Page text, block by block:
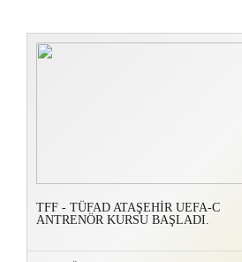
TFF - TÜFAD ATAŞEHİR UEFA-C
ANTRENÖR KURSU BAŞLADI.